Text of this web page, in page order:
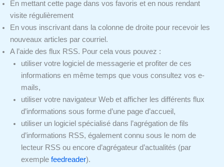
En mettant cette page dans vos favoris et en nous rendant
visite régulièrement
En vous inscrivant dans la colonne de droite pour recevoir les
nouveaux articles par courriel.
A l’aide des flux RSS. Pour cela vous pouvez :
utiliser votre logiciel de messagerie et profiter de ces
informations en même temps que vous consultez vos e-
mails,
utiliser votre navigateur Web et afficher les différents flux
d’informations sous forme d’une page d’accueil,
utiliser un logiciel spécialisé dans l’agrégation de fils
d’informations RSS, également connu sous le nom de
lecteur RSS ou encore d’agrégateur d’actualités (par
exemple feedreader).